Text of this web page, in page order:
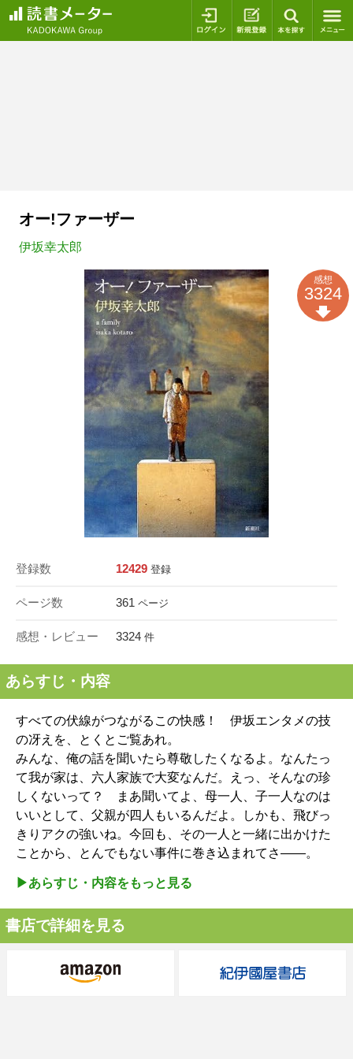
ログイン 新規登録
オー!ファーザー
伊坂幸太郎
登録数 12429 登録
ページ数 361 ページ
感想・レビュー 3324 件
感想
3324
あらすじ・内容
すべての伏線がつながるこの快感！ 伊坂エンタメの技
の冴えを、とくとご覧あれ。
みんな、俺の話を聞いたら尊敬したくなるよ。なんたっ
て我が家は、六人家族で大変なんだ。えっ、そんなの珍
しくないって？ まあ聞いてよ、母一人、子一人なのは
いいとして、父親が四人もいるんだよ。しかも、飛びっ
きりアクの強いね。今回も、その一人と一緒に出かけた
ことから、とんでもない事件に巻き込まれてさ――。
▶︎あらすじ・内容をもっと見る
書店で詳細を見る